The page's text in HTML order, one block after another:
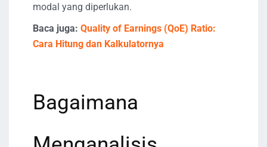
modal yang diperlukan.
Baca juga: Quality of Earnings (QoE) Ratio:
Cara Hitung dan Kalkulatornya
Bagaimana